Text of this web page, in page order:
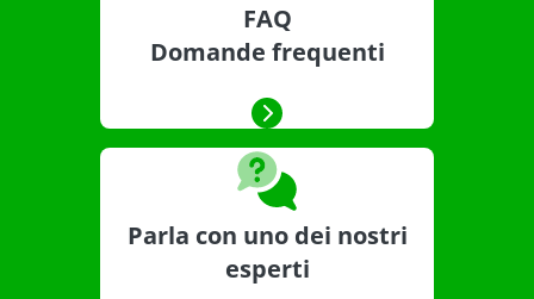
FAQ
Domande frequenti
Parla con uno dei nostri
esperti